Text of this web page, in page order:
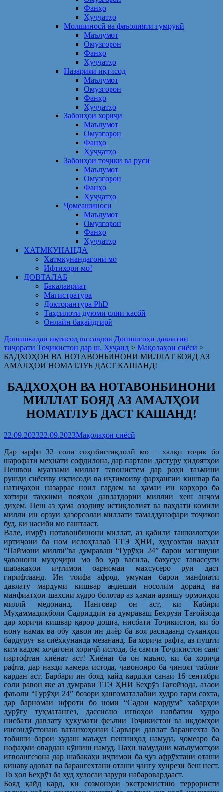
Фанҳо
Ҳуҷҷатҳо
Молшиносӣ ва фаъолияти гумрукӣ
Маълумот
Омузгорон
Фанҳо
Ҳуҷҷатҳо
Назарияи иқтисод
Маълумот
Омузгорон
Фанҳо
Ҳуҷҷатҳо
Забонҳои хориҷӣ
Маълумот
Омузгорон
Фанҳо
Ҳуҷҷатҳо
Забонҳои тоҷикӣ ва русӣ
Маълумот
Омузгорон
Фанҳо
Ҳуҷҷатҳо
Ҷомеашиносӣ
Маълумот
Омузгорон
Фанҳо
Ҳуҷҷатҳо
ХАТМКУНАНДА
Хатмкунандагони мо
Ифтихори мо!
ДОВТАЛАБ
Бакалавриат
Магистратура
Докторантура PhD
Таҳсилоти дуюми олии касбӣ
Онлайн бақайдгирӣ
Донишкадаи иқтисод ва савдои Донишгоҳи давлатии
тиҷорати Тоҷикистон дар ш. Хуҷанд > Мақолаҳои сиёсӣ >
БАДХОҲОН ВА НОТАВОНБИНОНИ МИЛЛАТ БОЯД АЗ
АМАЛҲОИ НОМАТЛУБ ДАСТ КАШАНД!
БАДХОҲОН ВА НОТАВОНБИНОНИ
МИЛЛАТ БОЯД АЗ АМАЛҲОИ
НОМАТЛУБ ДАСТ КАШАНД!
22.09.202322.09.2023Мақолаҳои сиёсӣ
Дар зарфи 32 соли соҳибистиқлолӣ мо – халқи тоҷик бо
шарофати меҳнати софдилона, дар партави дастуру ҳидоятҳои
Пешвои муаззами миллат тавонистем дар роҳи таъмини
рушди сиёсиву иқтисодӣ ва иҷтимоиву фарҳангии кишвар ба
натиҷаҳои назаррас ноил гардем ва ҳамаи ин корҳоро ба
хотири таҳкими пояҳои давлатдории миллии хеш анҷом
диҳем. Пеш аз ҳама озодиву истиқлолият ва ваҳдати комили
миллӣ ин орзуи ҳазорсолаи миллати тамаддунофари тоҷикон
буд, ки насиби мо гаштааст.
Вале, имрӯз нотавонбинони миллат, аз қабили ташкилотҳои
иртиҷоии ба ном ислоҳталаб ТТЭ ҲНИ, худсохтаи наҳзат
“Паймони миллӣ”ва думраваш “Гурӯҳи 24” барои мағзшуии
ҷавонони муҳоҷири мо бо ҳар васила, бахусус тавассути
шабакаҳои иҷтимоӣ барномаи махсусеро рўи даст
гирифтаанд. Ин тоифа афрод, умуман барои манфиати
давлату мардуми кишвар андешаи носолим доранд ва
манфиатҳои шахсии худро болотар аз ҳамаи арзишу ормонҳои
миллӣ медонанд. Нанговар он аст, ки Кабири
Муҳаммадиқболи Садриддин ва думраваш Беҳрӯзи Тағойзода
дар хориҷи кишвар қарор дошта, нисбати Тоҷикистон, ки бо
нону намак ва обу ҳавои ин диёр ба воя расидаанд суханҳои
бардурӯғ ва сиёҳкунанда мезананд. Ба хориҷа рафта, аз пушти
ким кадом хоҷагони хориҷӣ истода, ба самти Тоҷикистон санг
партофтан хиёнат аст! Хиёнат ба он маъно, ки ба хориҷа
рафта, дар назди камера истода, ҷавононро ба ҷиноят таблиғ
кардан аст. Барбари ин бояд кайд кард,ки санаи 16 сентябри
соли равон яке аз думрави ТТЭ ҲНИ Беҳрӯз Тағойзода, аъзои
фаъоли “Гурӯҳи 24” бозори ҳангоматалабии худро гарм сохта,
дар барномаи ифротӣ бо номи “Садои мардум” хабарҳои
дурӯғу туҳматангез, дассисаю иғвоҳои навбатии худро
нисбати давлату ҳукумати феълии Тоҷикистон ва иқдомҳои
инсондӯстонаю ватанхоҳонаи Сарвари давлат барангехта бо
тобиши барои худаш маъқул пешниҳод намуда, ҷомеаро ба
нофаҳмӣ овардан кӯшиш намуд. Паҳн намудани маълумотҳои
иғвоангезона дар шабакаҳи иҷтимоӣ ба ҷуз афрӯхтани оташи
кинаву адоват ва барангехтани оташи ҷангу хунрезӣ беш нест.
То ҳол Беҳрӯз ба худ хулосаи зарурӣ набаровардааст.
Бояд қайд кард, ки созмонҳои экстремистию террористӣ